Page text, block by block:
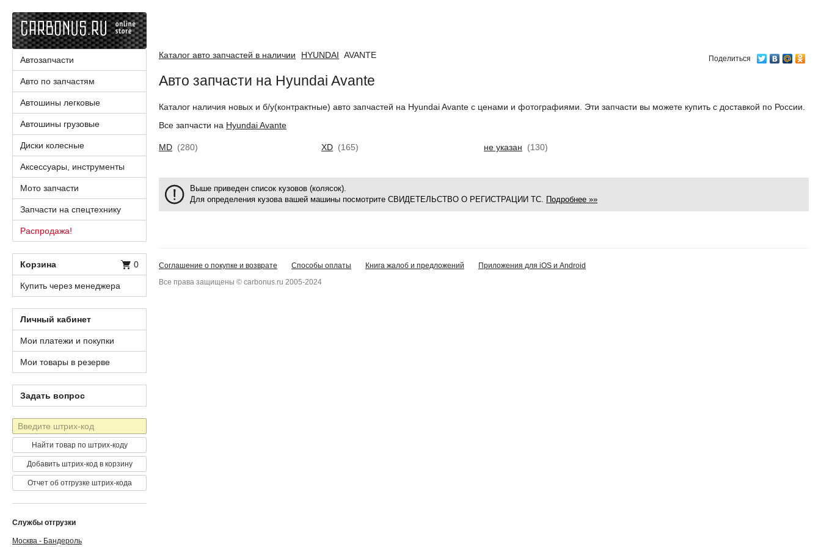
Поделиться
Каталог авто запчастей в наличии HYUNDAI AVANTE
Авто запчасти на Hyundai Avante
Каталог наличия новых и б/у(контрактные) авто запчастей на Hyundai Avante с ценами и фотографиями. Эти запчасти вы можете купить с доставкой по России.
Все запчасти на Hyundai Avante
MD (280) XD (165) не указан (130)
Выше приведен список кузовов (колясок).
Для определения кузова вашей машины посмотрите СВИДЕТЕЛЬСТВО О РЕГИСТРАЦИИ ТС. Подробнее »»
Автозапчасти
Авто по запчастям
Автошины легковые
Автошины грузовые
Диски колесные
Аксессуары, инструменты
Мото запчасти
Запчасти на спецтехнику
Распродажа!
Корзина 0
Купить через менеджера
Личный кабинет
Мои платежи и покупки
Мои товары в резерве
Задать вопрос
Штрих-
код
Найти товар по штрих-коду
Добавить штрих-код в корзину
Отчет об отгрузке штрих-кода
Службы отгрузки
Москва - Бандероль
Соглашение о покупке и возврате Способы оплаты Книга жалоб и предложений
Приложения для iOS и Android
Все права защищены © carbonus.ru 2005-2024